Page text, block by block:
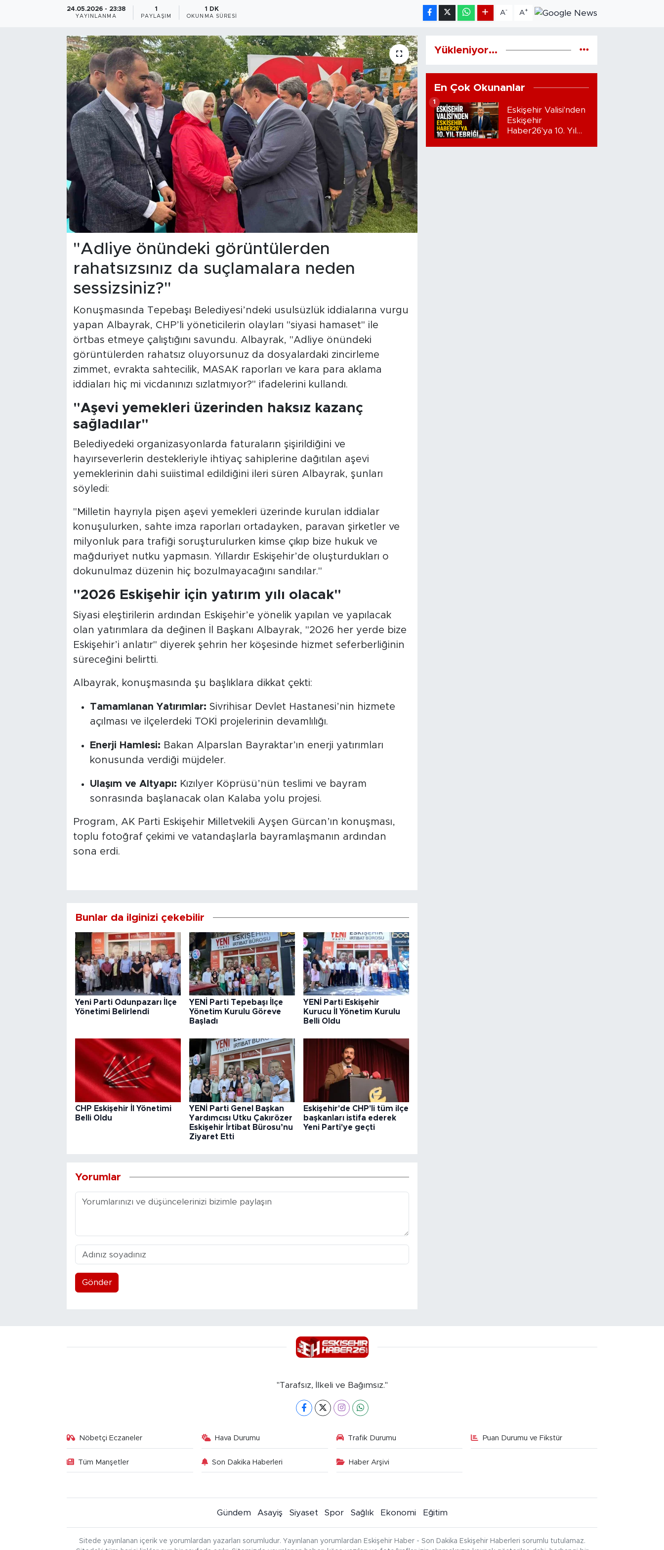
24.05.2026 - 23:38
YAYINLANMA
1
PAYLAŞIM
1 DK
OKUNMA SÜRESI
A- A+
"Adliye önündeki görüntülerden
rahatsızsınız da suçlamalara neden
sessizsiniz?"
Konuşmasında Tepebaşı Belediyesi’ndeki usulsüzlük iddialarına vurgu
yapan Albayrak, CHP’li yöneticilerin olayları "siyasi hamaset" ile
örtbas etmeye çalıştığını savundu. Albayrak, "Adliye önündeki
görüntülerden rahatsız oluyorsunuz da dosyalardaki zincirleme
zimmet, evrakta sahtecilik, MASAK raporları ve kara para aklama
iddiaları hiç mi vicdanınızı sızlatmıyor?" ifadelerini kullandı.
"Aşevi yemekleri üzerinden haksız kazanç
sağladılar"
Belediyedeki organizasyonlarda faturaların şişirildiğini ve
hayırseverlerin destekleriyle ihtiyaç sahiplerine dağıtılan aşevi
yemeklerinin dahi suiistimal edildiğini ileri süren Albayrak, şunları
söyledi:
"Milletin hayrıyla pişen aşevi yemekleri üzerinde kurulan iddialar
konuşulurken, sahte imza raporları ortadayken, paravan şirketler ve
milyonluk para trafiği soruşturulurken kimse çıkıp bize hukuk ve
mağduriyet nutku yapmasın. Yıllardır Eskişehir’de oluşturdukları o
dokunulmaz düzenin hiç bozulmayacağını sandılar."
"2026 Eskişehir için yatırım yılı olacak"
Siyasi eleştirilerin ardından Eskişehir’e yönelik yapılan ve yapılacak
olan yatırımlara da değinen İl Başkanı Albayrak, "2026 her yerde bize
Eskişehir’i anlatır" diyerek şehrin her köşesinde hizmet seferberliğinin
süreceğini belirtti.
Albayrak, konuşmasında şu başlıklara dikkat çekti:
Tamamlanan Yatırımlar: Sivrihisar Devlet Hastanesi’nin hizmete
açılması ve ilçelerdeki TOKİ projelerinin devamlılığı.
Enerji Hamlesi: Bakan Alparslan Bayraktar’ın enerji yatırımları
konusunda verdiği müjdeler.
Ulaşım ve Altyapı: Kızılyer Köprüsü’nün teslimi ve bayram
sonrasında başlanacak olan Kalaba yolu projesi.
Program, AK Parti Eskişehir Milletvekili Ayşen Gürcan’ın konuşması,
toplu fotoğraf çekimi ve vatandaşlarla bayramlaşmanın ardından
sona erdi.
Bunlar da ilginizi çekebilir
Yeni Parti Odunpazarı İlçe
Yönetimi Belirlendi
YENİ Parti Tepebaşı İlçe
Yönetim Kurulu Göreve
Başladı
YENİ Parti Eskişehir
Kurucu İl Yönetim Kurulu
Belli Oldu
CHP Eskişehir İl Yönetimi
Belli Oldu
YENİ Parti Genel Başkan
Yardımcısı Utku Çakırözer
Eskişehir İrtibat Bürosu’nu
Ziyaret Etti
Eskişehir'de CHP'li tüm ilçe
başkanları istifa ederek
Yeni Parti'ye geçti
Yorumlar
Gönder
Yükleniyor...
En Çok Okunanlar
Eskişehir Valisi'nden
Eskişehir
Haber26'ya 10. Yıl
1
"Tarafsız, İlkeli ve Bağımsız."
Nöbetçi Eczaneler Hava Durumu Trafik Durumu Puan Durumu ve Fikstür
Tüm Manşetler Son Dakika Haberleri Haber Arşivi
Gündem Asayiş Siyaset Spor Sağlık Ekonomi Eğitim
Sitede yayınlanan içerik ve yorumlardan yazarları sorumludur. Yayınlanan yorumlardan Eskişehir Haber - Son Dakika Eskişehir Haberleri sorumlu tutulamaz.
Teknoloji